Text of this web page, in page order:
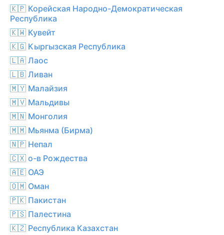
🇰🇵 Корейская Народно-Демократическая
Республика
🇰🇼 Кувейт
🇰🇬 Кыргызская Республика
🇱🇦 Лаос
🇱🇧 Ливан
🇲🇾 Малайзия
🇲🇻 Мальдивы
🇲🇳 Монголия
🇲🇲 Мьянма (Бирма)
🇳🇵 Непал
🇨🇽 о-в Рождества
🇦🇪 ОАЭ
🇴🇲 Оман
🇵🇰 Пакистан
🇵🇸 Палестина
🇰🇿 Республика Казахстан